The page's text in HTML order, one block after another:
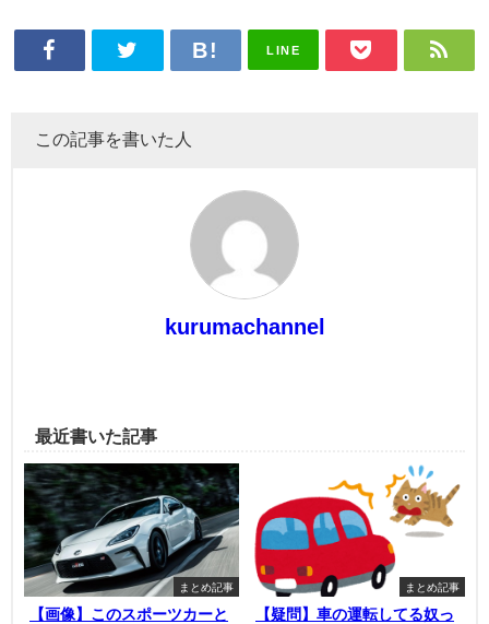
LINE
この記事を書いた人
kurumachannel
最近書いた記事
まとめ記事
【画像】このスポーツカーと
まとめ記事
【疑問】車の運転してる奴っ